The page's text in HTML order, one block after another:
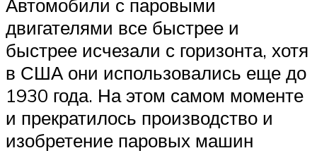
Автомобили с паровыми
двигателями все быстрее и
быстрее исчезали с горизонта, хотя
в США они использовались еще до
1930 года. На этом самом моменте
и прекратилось производство и
изобретение паровых машин